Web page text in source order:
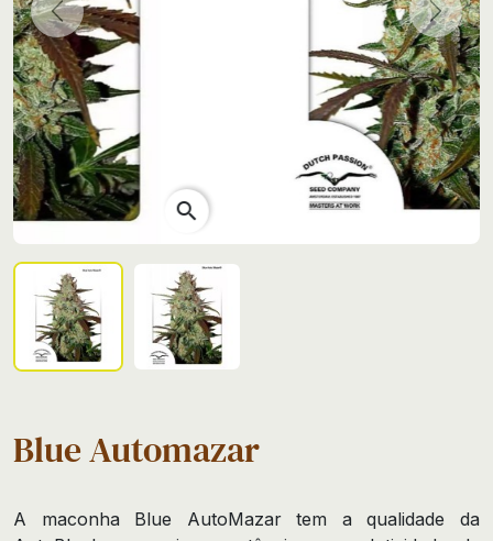
Previous Next
search
Blue Automazar
A maconha Blue AutoMazar tem a qualidade da